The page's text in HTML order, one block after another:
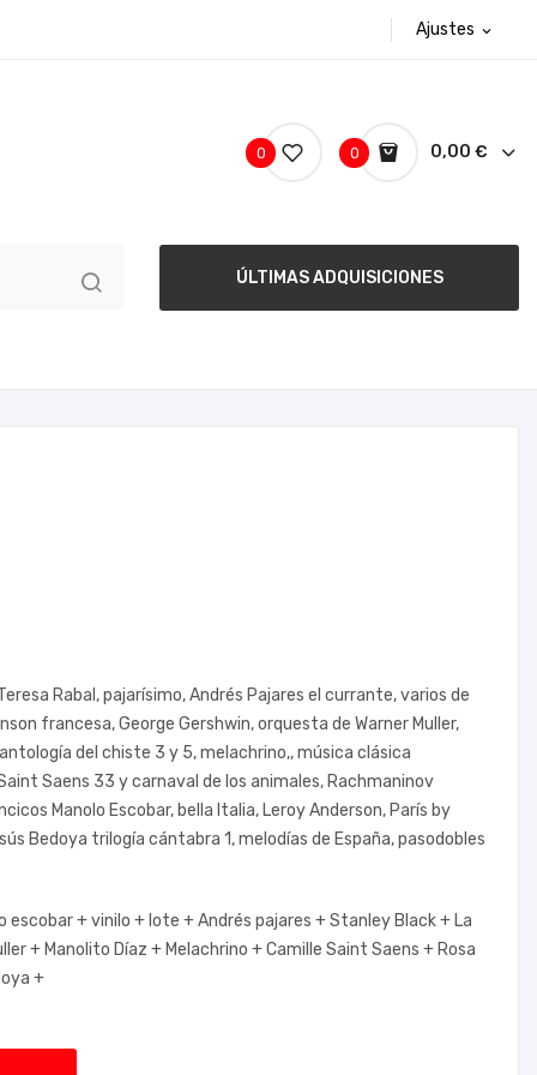
Ajustes expand_more
0 0,00 €
0
ÚLTIMAS ADQUISICIONES
Rabal, pajarísimo, Andrés Pajares el currante, varios de
francesa, George Gershwin, orquesta de Warner Muller,
del chiste 3 y 5, melachrino,, música clásica
Saens 33 y carnaval de los animales, Rachmaninov
Manolo Escobar, bella Italia, Leroy Anderson, París by
Bedoya trilogía cántabra 1, melodías de España, pasodobles
escobar +vinilo + lote +Andrés pajares +Stanley Black + La
+ Manolito Díaz + Melachrino +Camille Saint Saens + Rosa
+